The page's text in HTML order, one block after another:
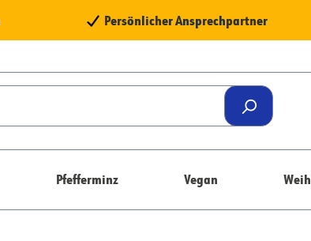
Persönlicher Ansprechpartner
Pfefferminz Vegan